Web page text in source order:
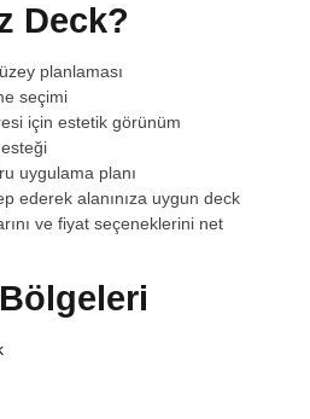
Deck?
planlaması
seçimi
için estetik görünüm
uygulama planı
ederek alanınıza uygun deck
ve fiyat seçeneklerini net